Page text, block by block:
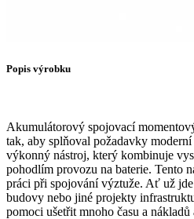
Popis výrobku
Akumulátorový spojovací
tak, aby splňoval požadavky
výkonný nástroj, který kombinuje
pohodlím provozu na baterie. Tento
práci při spojování výztuže. Ať už
budovy nebo jiné projekty
pomoci ušetřit mnoho času a